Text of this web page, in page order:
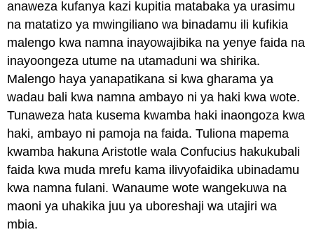
anaweza kufanya kazi kupitia matabaka ya urasimu
na matatizo ya mwingiliano wa binadamu ili kufikia
malengo kwa namna inayowajibika na yenye faida na
inayoongeza utume na utamaduni wa shirika.
Malengo haya yanapatikana si kwa gharama ya
wadau bali kwa namna ambayo ni ya haki kwa wote.
Tunaweza hata kusema kwamba haki inaongoza kwa
haki, ambayo ni pamoja na faida. Tuliona mapema
kwamba hakuna Aristotle wala Confucius hakukubali
faida kwa muda mrefu kama ilivyofaidika ubinadamu
kwa namna fulani. Wanaume wote wangekuwa na
maoni ya uhakika juu ya uboreshaji wa utajiri wa
mbia.